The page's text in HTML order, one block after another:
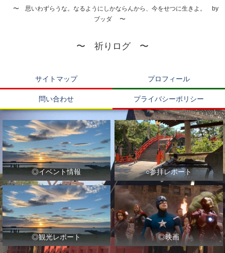
〜 思いわずらうな。なるようにしかならんから、今をせつに生きよ。 by
ブッダ 〜
〜 祈りログ 〜
サイトマップ プロフィール
問い合わせ プライバシーポリシー
◎イベント情報 ○参拝レポート
◎観光レポート ◎映画